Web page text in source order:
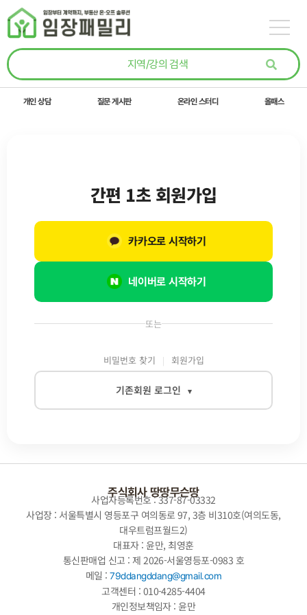
콘텐츠로
건너뛰기
개인 상담 질문 게시판 온라인 스터디 올패스
또는
비밀번호 찾기 회원가입
기존회원 로그인 ▾
로그인
간편 1초 회원가입
네이버로 시작하기
카카오로 시작하기
주식회사 땅땅무슨땅
사업자등록번호 : 337-87-03332
사업장 : 서울특별시 영등포구 여의동로 97, 3층 비310호(여의도동,
대우트럼프월드2)
대표자 : 윤만, 최영훈
통신판매업 신고 : 제 2026-서울영등포-0983 호
메일 :79ddangddang@gmail.com
고객센터 : 010-4285-4404
개인정보책임자 : 윤만